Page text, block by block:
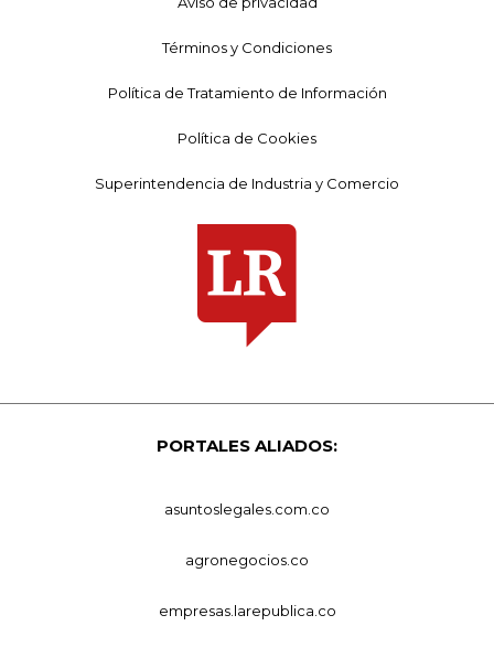
Términos y Condiciones
Política de Tratamiento de Información
Política de Cookies
Superintendencia de Industria y Comercio
PORTALES ALIADOS:
asuntoslegales.com.co
agronegocios.co
empresas.larepublica.co